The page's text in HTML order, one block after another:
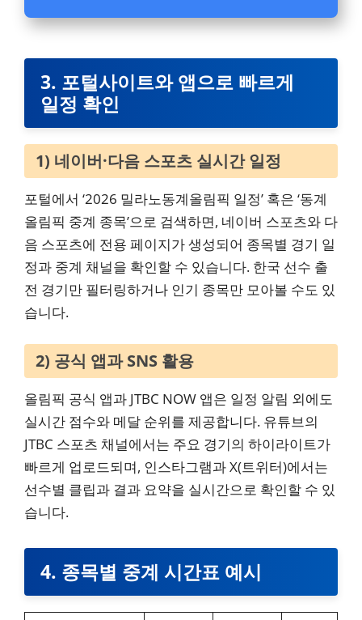
3. 포털사이트와 앱으로 빠르게
일정 확인
1) 네이버·다음 스포츠 실시간 일정
포털에서 ‘2026 밀라노동계올림픽 일정’ 혹은 ‘동계
올림픽 중계 종목’으로 검색하면, 네이버 스포츠와 다
음 스포츠에 전용 페이지가 생성되어 종목별 경기 일
정과 중계 채널을 확인할 수 있습니다. 한국 선수 출
전 경기만 필터링하거나 인기 종목만 모아볼 수도 있
습니다.
2) 공식 앱과 SNS 활용
올림픽 공식 앱과 JTBC NOW 앱은 일정 알림 외에도
실시간 점수와 메달 순위를 제공합니다. 유튜브의
JTBC 스포츠 채널에서는 주요 경기의 하이라이트가
빠르게 업로드되며, 인스타그램과 X(트위터)에서는
선수별 클립과 결과 요약을 실시간으로 확인할 수 있
습니다.
4. 종목별 중계 시간표 예시